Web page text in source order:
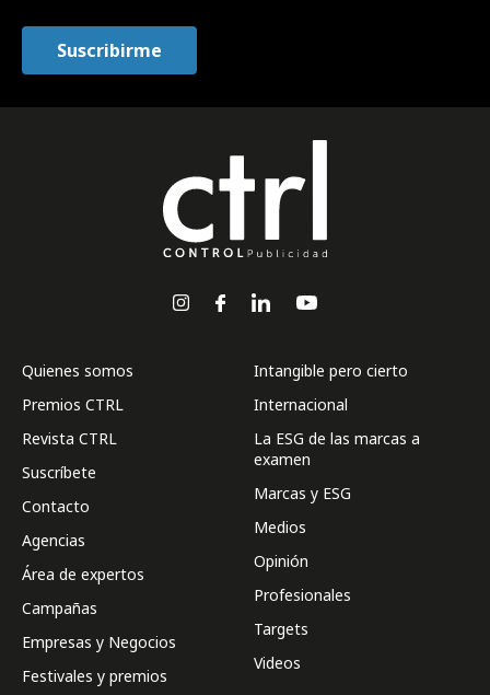
Quienes somos
Premios CTRL
Revista CTRL
Suscríbete
Contacto
Agencias
Área de expertos
Campañas
Empresas y Negocios
Festivales y premios
Intangible pero cierto
Internacional
La ESG de las marcas a
examen
Marcas y ESG
Medios
Opinión
Profesionales
Targets
Videos